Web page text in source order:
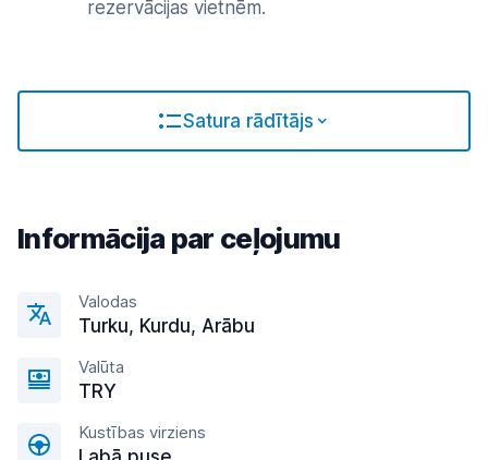
rezervācijas vietnēm.
Satura rādītājs
Informācija par ceļojumu
Valodas
Turku, Kurdu, Arābu
Valūta
TRY
Kustības virziens